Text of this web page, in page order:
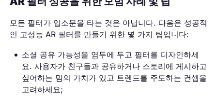
모든 필터가 입소문을 타는 것은 아닙니다. 다음은 성공적
인 고성능 AR 필터를 만들기 위한 몇 가지 팁입니다:
소셜 공유 가능성을 염두에 두고 필터를 디자인하세
요. 사용자가 친구들과 공유하거나 스토리에 게시하고
싶어하는 밈의 가치가 있고 트렌드를 주도하는 컨셉을
고려하세요;